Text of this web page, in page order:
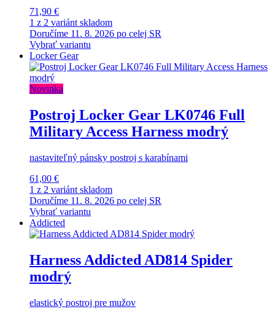
71,90 €
1 z 2 variánt skladom
Doručíme 11. 8. 2026 po celej SR
Vybrať variantu
Locker Gear
Novinka
Postroj Locker Gear LK0746 Full
Military Access Harness modrý
nastaviteľný pánsky postroj s karabínami
61,00 €
1 z 2 variánt skladom
Doručíme 11. 8. 2026 po celej SR
Vybrať variantu
Addicted
Harness Addicted AD814 Spider
modrý
elastický postroj pre mužov